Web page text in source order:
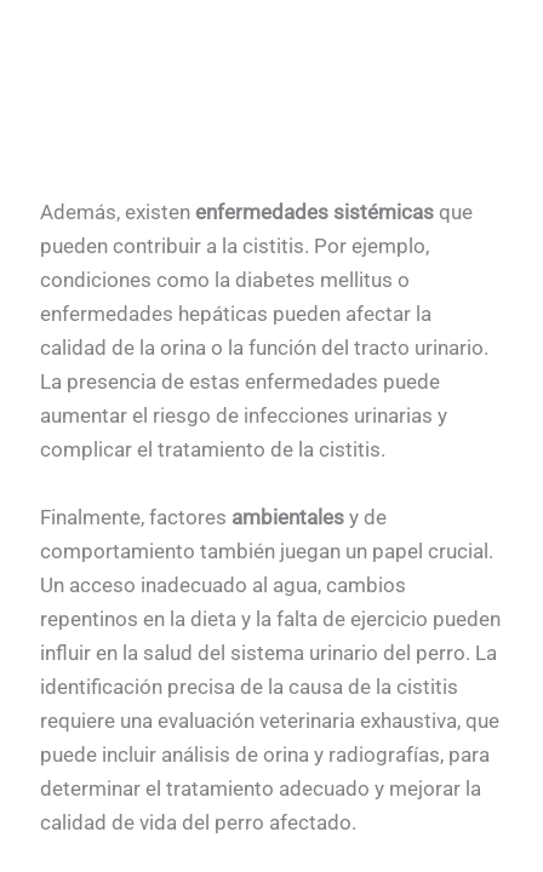
Además, existenenfermedades sistémicas que
pueden contribuir a la cistitis. Por ejemplo,
condiciones como la diabetes mellitus o
enfermedades hepáticas pueden afectar la
calidad de la orina o la función del tracto urinario.
La presencia de estas enfermedades puede
aumentar el riesgo de infecciones urinarias y
complicar el tratamiento de la cistitis.
Finalmente, factores ambientales y de
comportamiento también juegan un papel crucial.
Un acceso inadecuado al agua, cambios
repentinos en la dieta y la falta de ejercicio pueden
influir en la salud del sistema urinario del perro. La
identificación precisa de la causa de la cistitis
requiere una evaluación veterinaria exhaustiva, que
puede incluir análisis de orina y radiografías, para
determinar el tratamiento adecuado y mejorar la
calidad de vida del perro afectado.